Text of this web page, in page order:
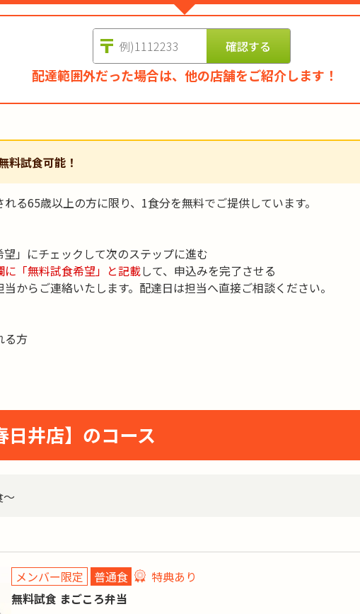
配達範囲外だった場合は、他の店舗をご紹介します！
料試食可能！
る65歳以上の方に限り、1食分を無料でご提供しています。
」にチェックして次のステップに進む
に「無料試食希望」と記載して、申込みを完了させる
からご連絡いたします。配達日は担当へ直接ご相談ください。
る方
日井店】のコース
～
メンバー限定 普通食
特典あり
無料試食 まごころ弁当